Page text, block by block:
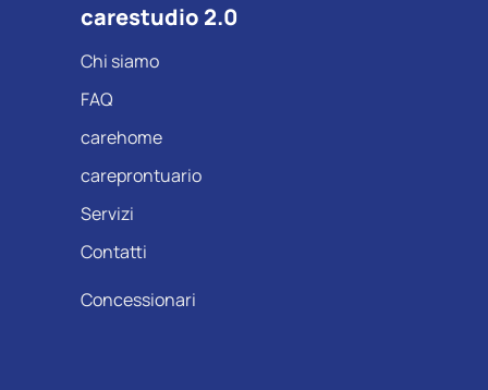
carestudio 2.0
Chi siamo
FAQ
carehome
careprontuario
Servizi
Contatti
Concessionari